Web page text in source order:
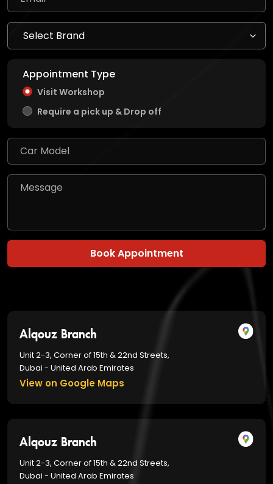
Appointment Type
Visit Workshop
Require a pick up & Drop off
Book Appointment
Alqouz Branch
Unit 2-3, Corner of 15th & 22nd Streets,
Dubai - United Arab Emirates
View on Google Maps
Alqouz Branch
Unit 2-3, Corner of 15th & 22nd Streets,
Dubai - United Arab Emirates